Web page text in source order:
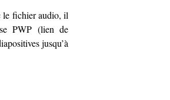
le fichier audio, il
PWP (lien de
jusqu’à